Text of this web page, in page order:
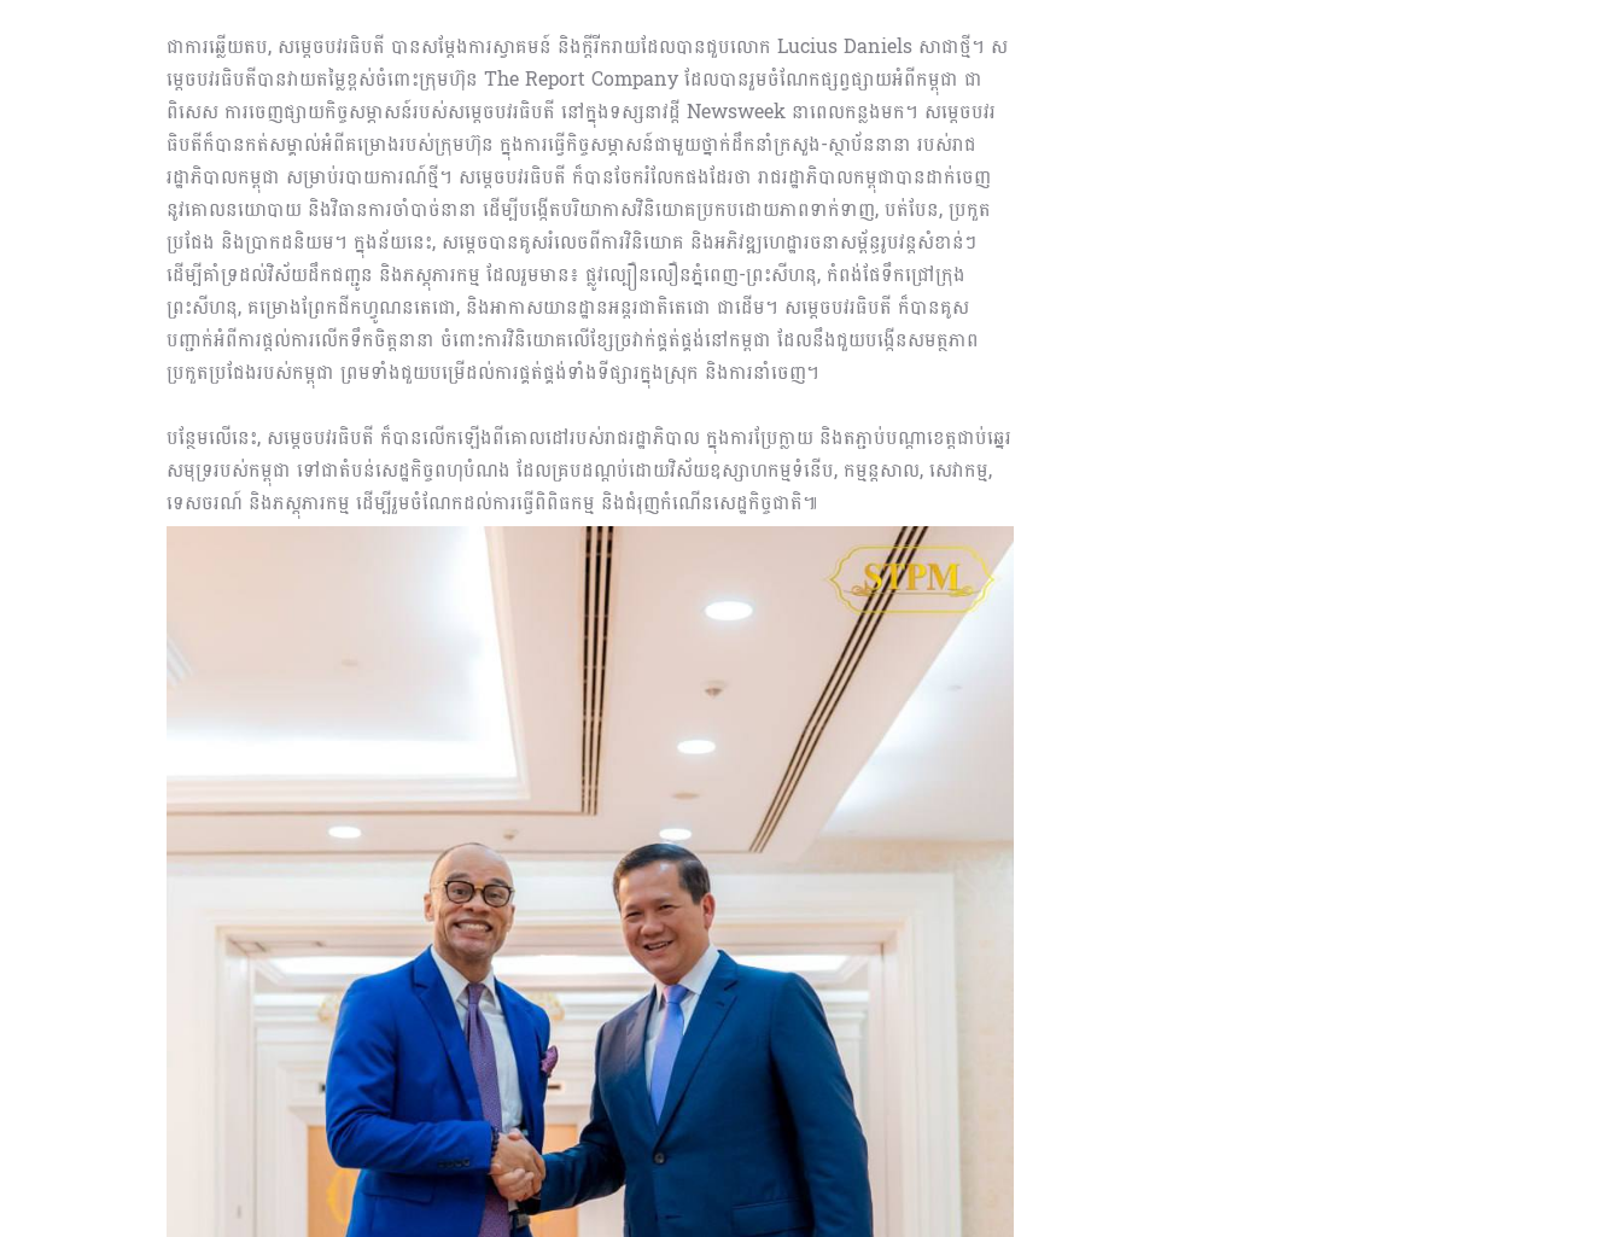
ជាការឆ្លើយតប, សម្តេចបវរធិបតី បានសម្តែងការស្វាគមន៍ និងក្តីរីករាយដែលបានជួបលោក Lucius Daniels សាជាថ្មី។ ស
ម្តេចបវរធិបតីបានវាយតម្លៃខ្ពស់ចំពោះក្រុមហ៊ុន The Report Company ដែលបានរួមចំណែកផ្សព្វផ្សាយអំពីកម្ពុជា ជា
ពិសេស ការចេញផ្សាយកិច្ចសម្ភាសន៍របស់សម្ដេចបវរធិបតី នៅក្នុងទស្សនាវដ្តី Newsweek នាពេលកន្លងមក។ សម្តេចបវរ
ធិបតីក៏បានកត់សម្គាល់អំពីគម្រោងរបស់ក្រុមហ៊ុន ក្នុងការធ្វើកិច្ចសម្ភាសន៍ជាមួយថ្នាក់ដឹកនាំក្រសួង-ស្ថាប័ននានា របស់រាជ
រដ្ឋាភិបាលកម្ពុជា សម្រាប់របាយការណ៍ថ្មី។ សម្តេចបវរធិបតី ក៏បានចែករំលែកផងដែរថា រាជរដ្ឋាភិបាលកម្ពុជាបានដាក់ចេញ
នូវគោលនយោបាយ និងវិធានការចាំបាច់នានា ដើម្បីបង្កើតបរិយាកាសវិនិយោគប្រកបដោយភាពទាក់ទាញ, បត់បែន, ប្រកួត
ប្រជែង និងប្រាកដនិយម។ ក្នុងន័យនេះ, សម្តេចបានគូសរំលេចពីការវិនិយោគ និងអភិវឌ្ឍហេដ្ឋារចនាសម្ព័ន្ធរូបវន្តសំខាន់ៗ
ដើម្បីគាំទ្រដល់វិស័យដឹកជញ្ជូន និងភស្តុភារកម្ម ដែលរួមមាន៖ ផ្លូវល្បឿនលឿនភ្នំពេញ-ព្រះសីហនុ, កំពង់ផែទឹកជ្រៅក្រុង
ព្រះសីហនុ, គម្រោងព្រែកជីកហ្វូណនតេជោ, និងអាកាសយានដ្ឋានអន្តរជាតិតេជោ ជាដើម។ សម្តេចបវរធិបតី ក៏បានគូស
បញ្ជាក់អំពីការផ្តល់ការលេីកទឹកចិត្តនានា ចំពោះការវិនិយោគលើខ្សែច្រវាក់ផ្គត់ផ្គង់នៅកម្ពជា ដែលនឹងជួយបង្កើនសមត្ថភាព
ប្រកួតប្រជែងរបស់កម្ពុជា ព្រមទាំងជួយបម្រើដល់ការផ្គត់ផ្គង់ទាំងទីផ្សារក្នុងស្រុក និងការនាំចេញ។
បន្ថែមលើនេះ, សម្តេចបវរធិបតី ក៏បានលើកឡើងពីគោលដៅរបស់រាជរដ្ឋាភិបាល ក្នុងការប្រែក្លាយ និងតភ្ជាប់បណ្តាខេត្តជាប់ឆ្នេរ
សមុទ្ររបស់កម្ពុជា ទៅជាតំបន់សេដ្ឋកិច្ចពហុបំណង ដែលគ្របដណ្តប់ដោយវិស័យឧស្សាហកម្មទំនើប, កម្មន្តសាល, សេវាកម្ម,
ទេសចរណ៍ និងភស្តុភារកម្ម ដើម្បីរួមចំណែកដល់ការធ្វើពិពិធកម្ម និងជំរុញកំណើនសេដ្ឋកិច្ចជាតិ៕